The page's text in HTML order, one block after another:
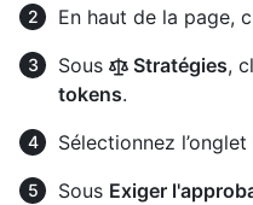
En haut de la page,
Sous
Stratégies,
tokens.
Sélectionnez l’onglet
Sous Exiger